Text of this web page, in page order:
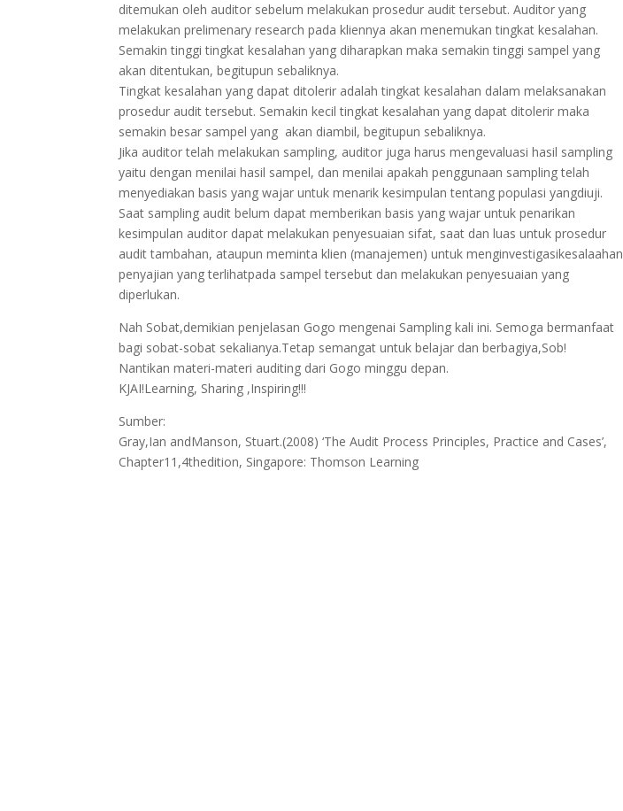
ditemukan oleh auditor sebelum melakukan prosedur audit tersebut. Auditor yang
melakukan prelimenary research pada kliennya akan menemukan tingkat kesalahan.
Semakin tinggi tingkat kesalahan yang diharapkan maka semakin tinggi sampel yang
akan ditentukan, begitupun sebaliknya.
Tingkat kesalahan yang dapat ditolerir adalah tingkat kesalahan dalam melaksanakan
prosedur audit tersebut. Semakin kecil tingkat kesalahan yang dapat ditolerir maka
semakin besar sampel yang akan diambil, begitupun sebaliknya.
Jika auditor telah melakukan sampling, auditor juga harus mengevaluasi hasil sampling
yaitu dengan menilai hasil sampel, dan menilai apakah penggunaan sampling telah
menyediakan basis yang wajar untuk menarik kesimpulan tentang populasi yangdiuji.
Saat sampling audit belum dapat memberikan basis yang wajar untuk penarikan
kesimpulan auditor dapat melakukan penyesuaian sifat, saat dan luas untuk prosedur
audit tambahan, ataupun meminta klien (manajemen) untuk menginvestigasikesalaahan
penyajian yang terlihatpada sampel tersebut dan melakukan penyesuaian yang
diperlukan.
Nah Sobat,demikian penjelasan Gogo mengenai Sampling kali ini. Semoga bermanfaat
bagi sobat-sobat sekalianya.Tetap semangat untuk belajar dan berbagiya,Sob!
Nantikan materi-materi auditing dari Gogo minggu depan.
KJAI!Learning, Sharing ,Inspiring!!!
Sumber:
Gray,Ian andManson, Stuart.(2008) ‘The Audit Process Principles, Practice and Cases’,
Chapter11,4thedition, Singapore: Thomson Learning